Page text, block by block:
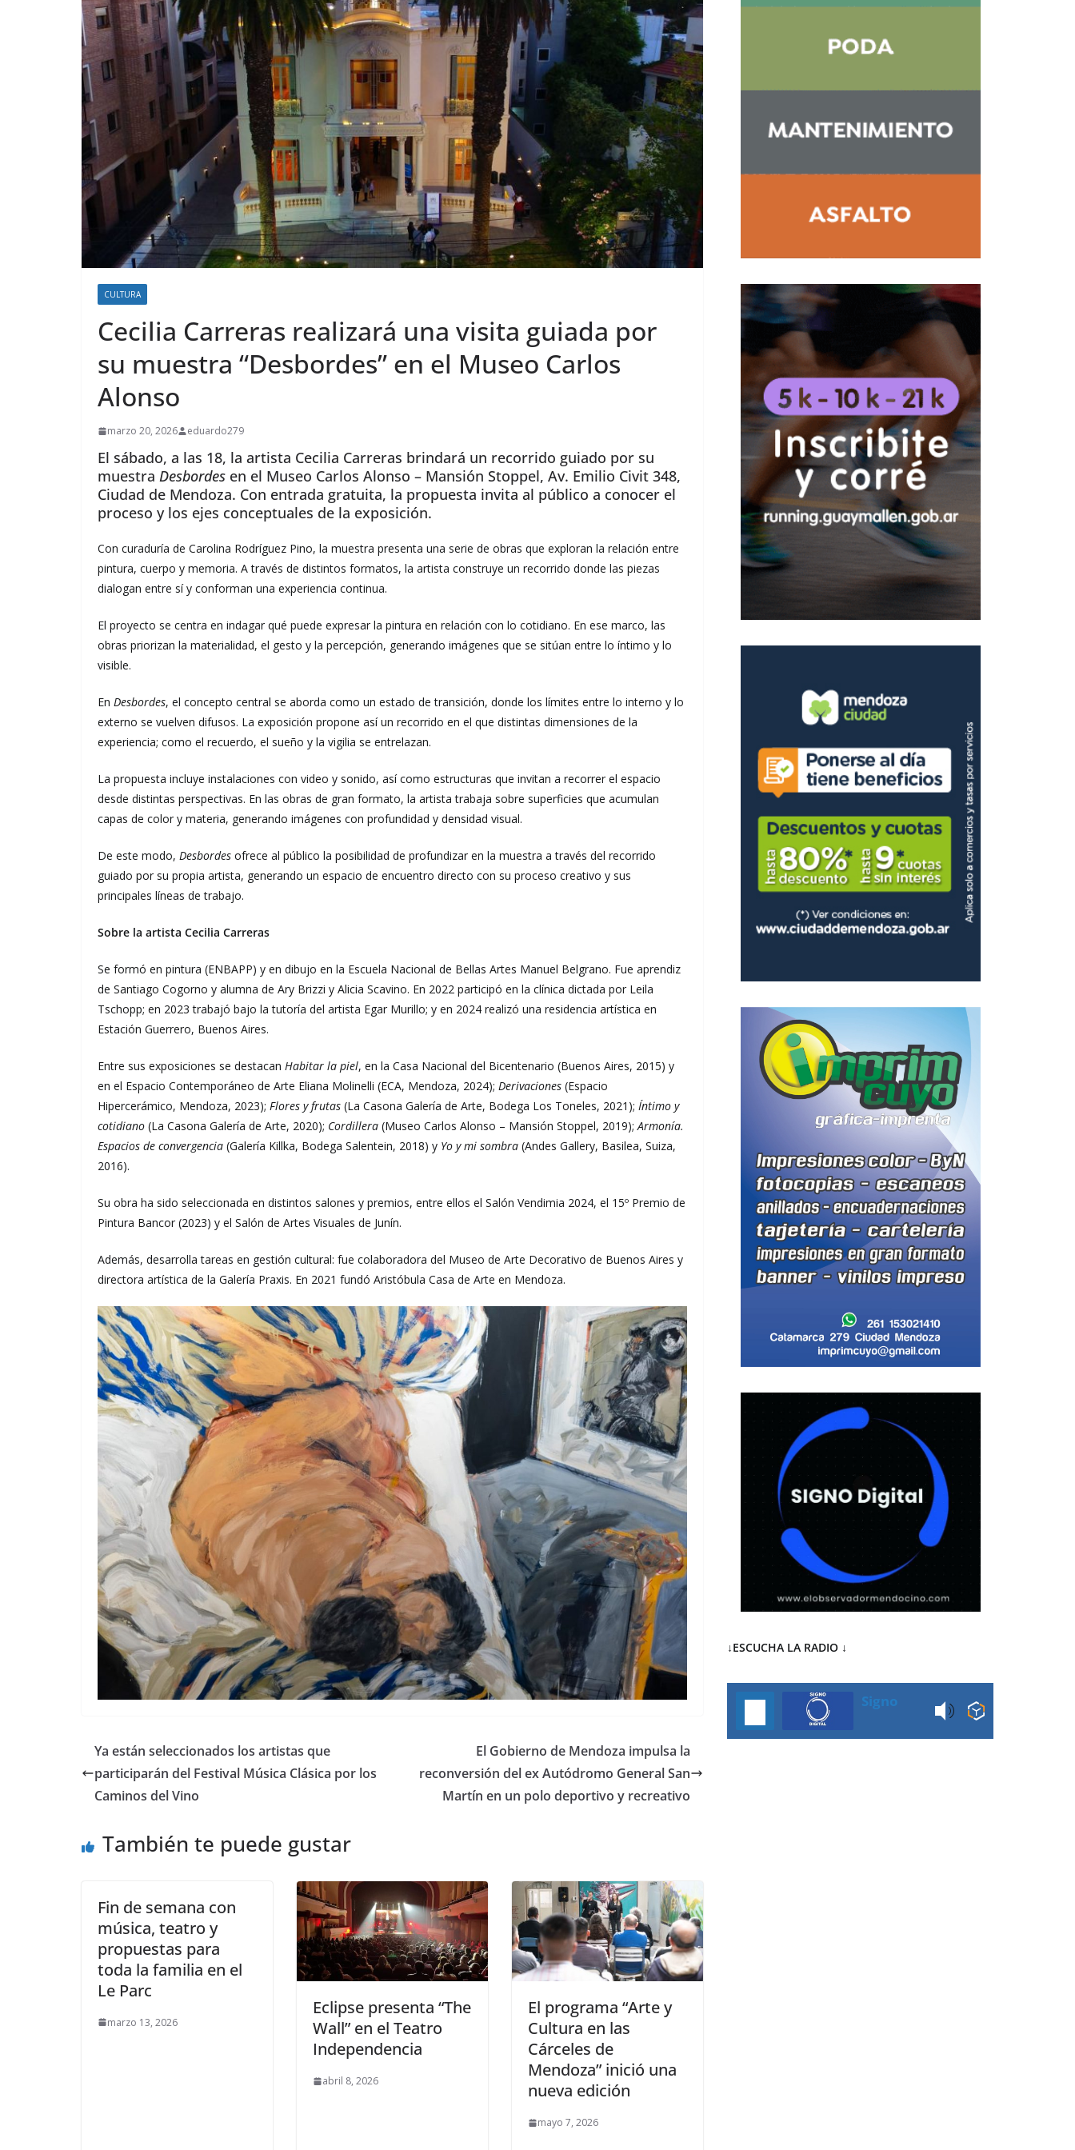
CULTURA
Cecilia Carreras realizará una visita guiada por
su muestra “Desbordes” en el Museo Carlos
Alonso
marzo 20, 2026 eduardo279
El sábado, a las 18, la artista Cecilia Carreras brindará un recorrido guiado por su
muestra Desbordes en el Museo Carlos Alonso – Mansión Stoppel, Av. Emilio Civit 348,
Ciudad de Mendoza. Con entrada gratuita, la propuesta invita al público a conocer el
proceso y los ejes conceptuales de la exposición.
Con curaduría de Carolina Rodríguez Pino, la muestra presenta una serie de obras que exploran la relación entre
pintura, cuerpo y memoria. A través de distintos formatos, la artista construye un recorrido donde las piezas
dialogan entre sí y conforman una experiencia continua.
El proyecto se centra en indagar qué puede expresar la pintura en relación con lo cotidiano. En ese marco, las
obras priorizan la materialidad, el gesto y la percepción, generando imágenes que se sitúan entre lo íntimo y lo
visible.
En Desbordes, el concepto central se aborda como un estado de transición, donde los límites entre lo interno y lo
externo se vuelven difusos. La exposición propone así un recorrido en el que distintas dimensiones de la
experiencia; como el recuerdo, el sueño y la vigilia se entrelazan.
La propuesta incluye instalaciones con video y sonido, así como estructuras que invitan a recorrer el espacio
desde distintas perspectivas. En las obras de gran formato, la artista trabaja sobre superficies que acumulan
capas de color y materia, generando imágenes con profundidad y densidad visual.
De este modo, Desbordes ofrece al público la posibilidad de profundizar en la muestra a través del recorrido
guiado por su propia artista, generando un espacio de encuentro directo con su proceso creativo y sus
principales líneas de trabajo.
Sobre la artista Cecilia Carreras
Se formó en pintura (ENBAPP) y en dibujo en la Escuela Nacional de Bellas Artes Manuel Belgrano. Fue aprendiz
de Santiago Cogorno y alumna de Ary Brizzi y Alicia Scavino. En 2022 participó en la clínica dictada por Leila
Tschopp; en 2023 trabajó bajo la tutoría del artista Egar Murillo; y en 2024 realizó una residencia artística en
Estación Guerrero, Buenos Aires.
Entre sus exposiciones se destacan Habitar la piel, en la Casa Nacional del Bicentenario (Buenos Aires, 2015) y
en el Espacio Contemporáneo de Arte Eliana Molinelli (ECA, Mendoza, 2024); Derivaciones (Espacio
Hipercerámico, Mendoza, 2023); Flores y frutas (La Casona Galería de Arte, Bodega Los Toneles, 2021); Íntimo y
cotidiano (La Casona Galería de Arte, 2020); Cordillera (Museo Carlos Alonso – Mansión Stoppel, 2019);Armonía.
Espacios de convergencia (Galería Killka, Bodega Salentein, 2018) y Yo y mi sombra (Andes Gallery, Basilea, Suiza,
2016).
Su obra ha sido seleccionada en distintos salones y premios, entre ellos el Salón Vendimia 2024, el 15º Premio de
Pintura Bancor (2023) y el Salón de Artes Visuales de Junín.
Además, desarrolla tareas en gestión cultural: fue colaboradora del Museo de Arte Decorativo de Buenos Aires y
directora artística de la Galería Praxis. En 2021 fundó Aristóbula Casa de Arte en Mendoza.
Ya están seleccionados los artistas que
participarán del Festival Música Clásica por los
Caminos del Vino
El Gobierno de Mendoza impulsa la
reconversión del ex Autódromo General San
Martín en un polo deportivo y recreativo
También te puede gustar
Fin de semana con
música, teatro y
propuestas para
toda la familia en el
Le Parc
marzo 13, 2026
Eclipse presenta “The
Wall” en el Teatro
Independencia
abril 8, 2026
El programa “Arte y
Cultura en las
Cárceles de
Mendoza” inició una
nueva edición
mayo 7, 2026
↓ESCUCHA LA RADIO ↓
Signo